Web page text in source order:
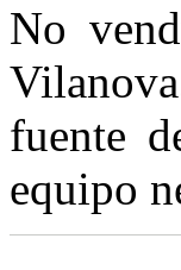
No
fuente
equipo